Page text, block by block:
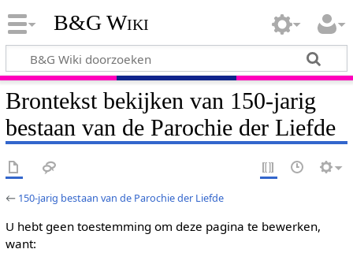
B&G Wiki
Brontekst bekijken van 150-jarig
bestaan van de Parochie der Liefde
← 150-jarig bestaan van de Parochie der Liefde
U hebt geen toestemming om deze pagina te bewerken,
want: